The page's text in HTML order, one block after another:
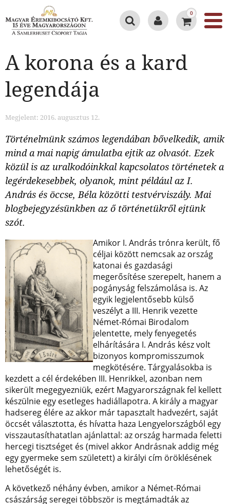
0
A korona és a kard
legendája
Megjelent: 2016. augusztus 12.
Történelmünk számos legendában bővelkedik, amik
mind a mai napig ámulatba ejtik az olvasót. Ezek
közül is az uralkodóinkkal kapcsolatos történetek a
legérdekesebbek, olyanok, mint például az I.
András és öccse, Béla közötti testvérviszály. Mai
blogbejegyzésünkben az ő történetükről ejtünk
szót.
Amikor I. András trónra került, fő
céljai között nemcsak az ország
katonai és gazdasági
megerősítése szerepelt, hanem a
pogányság felszámolása is. Az
egyik legjelentősebb külső
veszélyt a III. Henrik vezette
Német-Római Birodalom
jelentette, mely fenyegetés
elhárítására I. András kész volt
bizonyos kompromisszumok
megkötésére. Tárgyalásokba is
kezdett a cél érdekében III. Henrikkel, azonban nem
sikerült megegyezniük, ezért Magyarországnak fel kellett
készülnie egy esetleges hadiállapotra. A király a magyar
hadsereg élére az akkor már tapasztalt hadvezért, saját
öccsét választotta, és hívatta haza Lengyelországból egy
visszautasíthatatlan ajánlattal: az ország harmada feletti
hercegi tisztséget és (mivel akkor Andrásnak addig még
egy gyermeke sem született) a királyi cím öröklésének
lehetőségét is.
A következő néhány évben, amikor a Német-Római
császárság seregei többször is megtámadták az